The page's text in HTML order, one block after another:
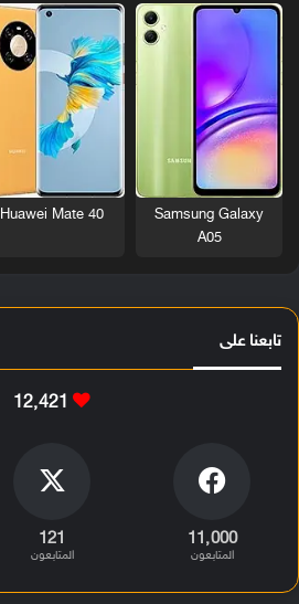
Samsung Galaxy
A05
Huawei Mate 40
تابعنا على
12٬421
11٬000
المتابعون
121
المتابعون